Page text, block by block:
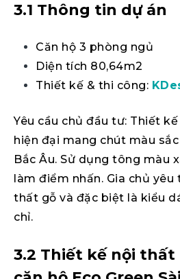
3.1 Thông tin dự án
Căn hộ 3 phòng ngủ
Diện tích 80,64m2
Thiết kế & thi công:
Yêu cầu chủ đầu tư: Thiết
hiện đại mang chút màu
Bắc Âu. Sử dụng tông màu
làm điểm nhấn. Gia chủ
thất gỗ và đặc biệt là kiểu
chỉ.
3.2 Thiết kế nội